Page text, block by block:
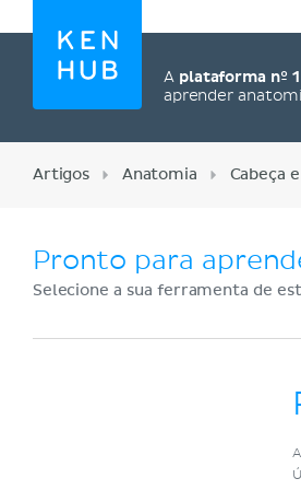
A plataforma nº 1
aprender
Artigos Anatomia Cabeça
Pronto para
Selecione a sua ferramenta de